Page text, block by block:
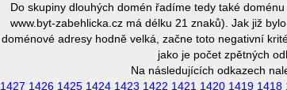
Do skupiny dlouhých domén řadíme tedy také
www.byt-zabehlicka.cz má délku 21 znaků). Jak již
doménové adresy hodně velká, začne toto negativní
jako je počet zpětných
Na následujících odkazech
1427 1426 1425 1424 1423 1422 1421 1420 1419 1418